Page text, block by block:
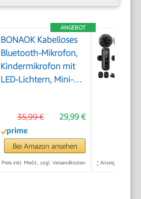
ANGEBOT
BONAOK Kabelloses
Bluetooth-Mikrofon,
Kindermikrofon mit
LED-Lichtern, Mini-
kompatibel mit
Bluetooth iOS
Android (Rosa)
29,99 €
35,99 €
Bei Amazon ansehen
Preis inkl. MwSt., zzgl. Versandkosten * Anzeige